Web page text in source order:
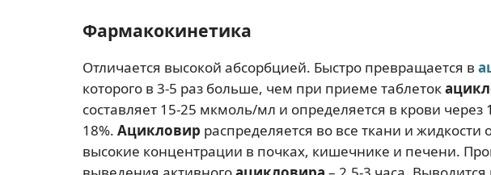
Фармакокинетика
Отличается высокой абсорбцией. Быстро превращается в
которого в 3-5 раз больше, чем при приеме таблеток
составляет 15-25 мкмоль/мл и определяется в крови через
18%. Ацикловир распределяется во все ткани и
высокие концентрации в почках, кишечнике и печени.